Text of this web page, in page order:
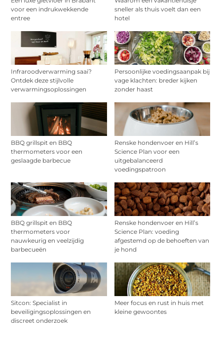
voor een indrukwekkende
entree
sneller als thuis voelt dan een
hotel
Infraroodverwarming saai?
Ontdek deze stijlvolle
verwarmingsoplossingen
Persoonlijke voedingsaanpak bij
vage klachten: breder kijken
zonder haast
BBQ grillspit en BBQ
thermometers voor een
geslaagde barbecue
Renske hondenvoer en Hill’s
Science Plan voor een
uitgebalanceerd
voedingspatroon
BBQ grillspit en BBQ
thermometers voor
nauwkeurig en veelzijdig
barbecueën
Renske hondenvoer en Hill’s
Science Plan: voeding
afgestemd op de behoeften van
je hond
Sitcon: Specialist in
beveiligingsoplossingen en
discreet onderzoek
Meer focus en rust in huis met
kleine gewoontes